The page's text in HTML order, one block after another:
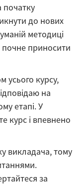
початку
до нових
методиці
приносити
усього курсу,
на
етапі. У
курс і впевнено
викладача, тому
за